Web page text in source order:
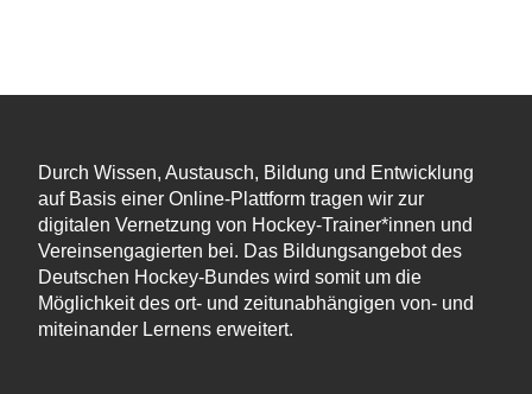
Durch Wissen, Austausch, Bildung und Entwicklung
auf Basis einer Online-Plattform tragen wir zur
digitalen Vernetzung von Hockey-Trainer*innen und
Vereinsengagierten bei. Das Bildungsangebot des
Deutschen Hockey-Bundes wird somit um die
Möglichkeit des ort- und zeitunabhängigen von- und
miteinander Lernens erweitert.